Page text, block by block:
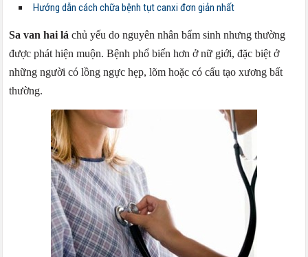
Hướng dẫn cách chữa bệnh tụt canxi đơn giản nhất
Sa van hai lá chủ yếu do nguyên nhân bẩm sinh nhưng thường
được phát hiện muộn. Bệnh phổ biến hơn ở nữ giới, đặc biệt ở
những người có lồng ngực hẹp, lõm hoặc có cấu tạo xương bất
thường.